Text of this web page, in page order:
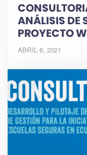
ANÁLISIS DE
PROYECTO
ABRIL 6, 2021